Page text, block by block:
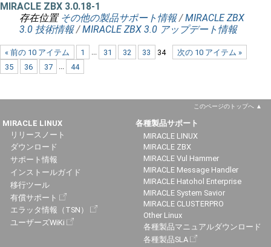
MIRACLE ZBX 3.0.18-1
存在位置 その他の製品サポート情報 /MIRACLE ZBX
3.0 技術情報 /MIRACLE ZBX 3.0 アップデート情報
« 前の 10 アイテム 次の 10 アイテム »
1 ... 31 32 33
34
35
36 37 ... 44
このページのトップへ
MIRACLE LINUX
リリースノート
ダウンロード
サポート情報
インストールガイド
移行ツール
有償サポート
エラッタ情報（TSN）
ユーザーズWiKi
各種製品サポート
MIRACLE LINUX
MIRACLE ZBX
MIRACLE Vul Hammer
MIRACLE Message Handler
MIRACLE Hatohol Enterprise
MIRACLE System Savior
MIRACLE CLUSTERPRO
Other Linux
各種製品マニュアルダウンロード
各種製品SLA